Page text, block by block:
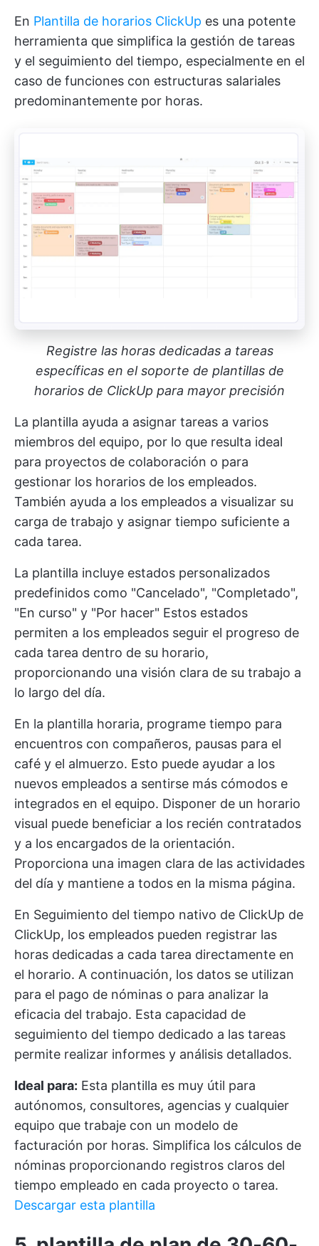
En Plantilla de horarios ClickUp es una potente
herramienta que simplifica la gestión de tareas
y el seguimiento del tiempo, especialmente en el
caso de funciones con estructuras salariales
predominantemente por horas.
Registre las horas dedicadas a tareas
específicas en el soporte de plantillas de
horarios de ClickUp para mayor precisión
La plantilla ayuda a asignar tareas a varios
miembros del equipo, por lo que resulta ideal
para proyectos de colaboración o para
gestionar los horarios de los empleados.
También ayuda a los empleados a visualizar su
carga de trabajo y asignar tiempo suficiente a
cada tarea.
La plantilla incluye estados personalizados
predefinidos como "Cancelado", "Completado",
"En curso" y "Por hacer" Estos estados
permiten a los empleados seguir el progreso de
cada tarea dentro de su horario,
proporcionando una visión clara de su trabajo a
lo largo del día.
En la plantilla horaria, programe tiempo para
encuentros con compañeros, pausas para el
café y el almuerzo. Esto puede ayudar a los
nuevos empleados a sentirse más cómodos e
integrados en el equipo. Disponer de un horario
visual puede beneficiar a los recién contratados
y a los encargados de la orientación.
Proporciona una imagen clara de las actividades
del día y mantiene a todos en la misma página.
En Seguimiento del tiempo nativo de ClickUp de
ClickUp, los empleados pueden registrar las
horas dedicadas a cada tarea directamente en
el horario. A continuación, los datos se utilizan
para el pago de nóminas o para analizar la
eficacia del trabajo. Esta capacidad de
seguimiento del tiempo dedicado a las tareas
permite realizar informes y análisis detallados.
Ideal para: Esta plantilla es muy útil para
autónomos, consultores, agencias y cualquier
equipo que trabaje con un modelo de
facturación por horas. Simplifica los cálculos de
nóminas proporcionando registros claros del
tiempo empleado en cada proyecto o tarea.
Descargar esta plantilla